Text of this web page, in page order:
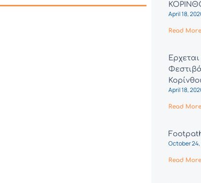
April 18,
Read
April 18,
Read
October
Read